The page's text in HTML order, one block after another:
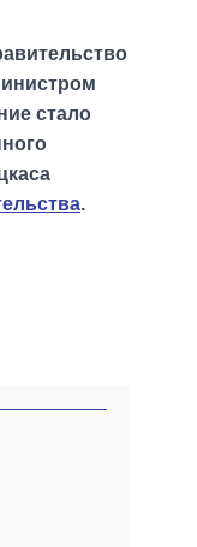
стало
.